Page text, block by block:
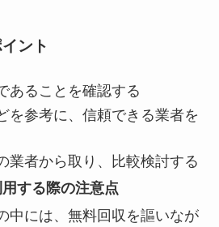
ント
あることを確認する
を参考に、信頼できる業者を
業者から取り、比較検討する
する際の注意点
中には、無料回収を謳いなが